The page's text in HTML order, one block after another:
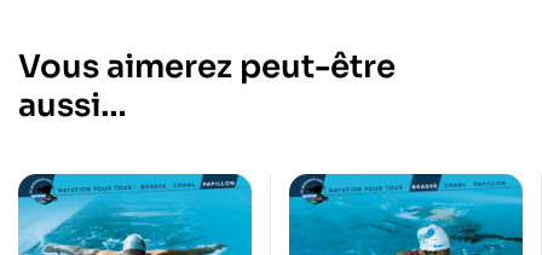
Vous aimerez peut-être
aussi…